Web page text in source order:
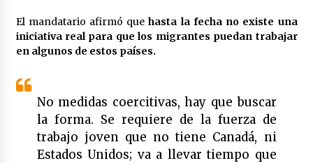
El mandatario afirmó que hasta la fecha no existe una
iniciativa real para que los migrantes puedan trabajar
en algunos de estos países.
No medidas coercitivas, hay que buscar
la forma. Se requiere de la fuerza de
trabajo joven que no tiene Canadá, ni
Estados Unidos; va a llevar tiempo que